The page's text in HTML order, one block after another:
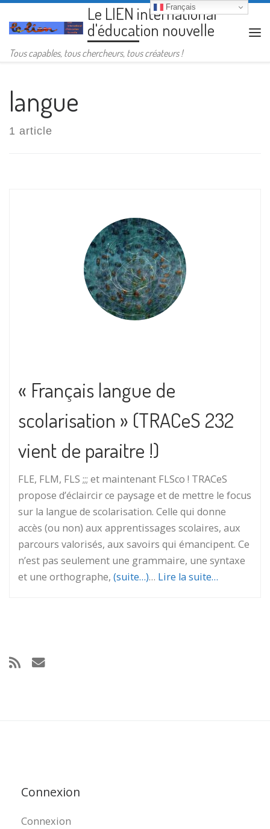
Passer au contenuLe LIEN international
d'éducation nouvelle
Tous capables, tous chercheurs, tous créateurs !
langue
1 article
« Français langue de
scolarisation » (TRACeS 232
vient de paraitre !)
FLE, FLM, FLS ;;; et maintenant FLSco ! TRACeS
propose d’éclaircir ce paysage et de mettre le focus
sur la langue de scolarisation. Celle qui donne
accès (ou non) aux apprentissages scolaires, aux
parcours valorisés, aux savoirs qui émancipent. Ce
n’est pas seulement une grammaire, une syntaxe
et une orthographe, (suite…)… Lire la suite…
Connexion
Connexion
Français